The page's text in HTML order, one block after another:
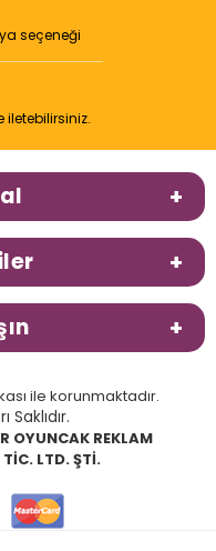
seçeneği
iletebilirsiniz.
ile korunmaktadır.
Saklıdır.
OYUNCAK REKLAM
LTD. ŞTİ.